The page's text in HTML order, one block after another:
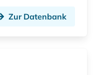
Zur Datenbank